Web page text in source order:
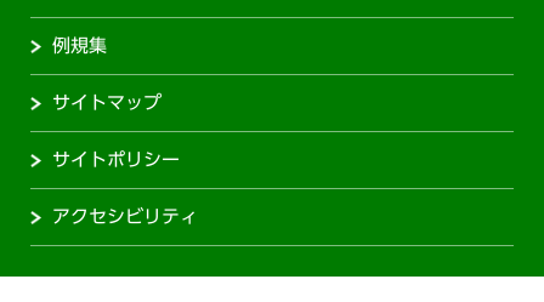
例規集
サイトマップ
サイトポリシー
アクセシビリティ